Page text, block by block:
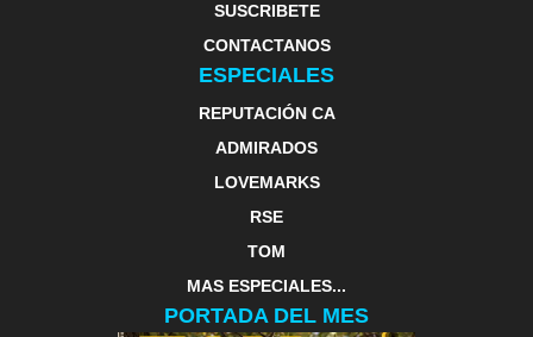
SUSCRIBETE
CONTACTANOS
ESPECIALES
REPUTACIÓN CA
ADMIRADOS
LOVEMARKS
RSE
TOM
MAS ESPECIALES...
PORTADA DEL MES